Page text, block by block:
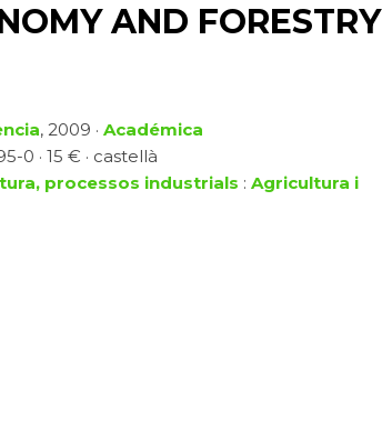
AND FORESTRY
, 2009 · Académica
0 · 15 € · castellà
processos industrials : Agricultura i